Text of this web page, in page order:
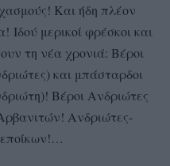
Και ήδη πλέον
Ιδού μερικοί φρέσκοι και
τη νέα χρονιά: Βέροι
και μπάσταρδοι
Βέροι Ανδριώτες
Ανδριώτες-
εποίκων!…